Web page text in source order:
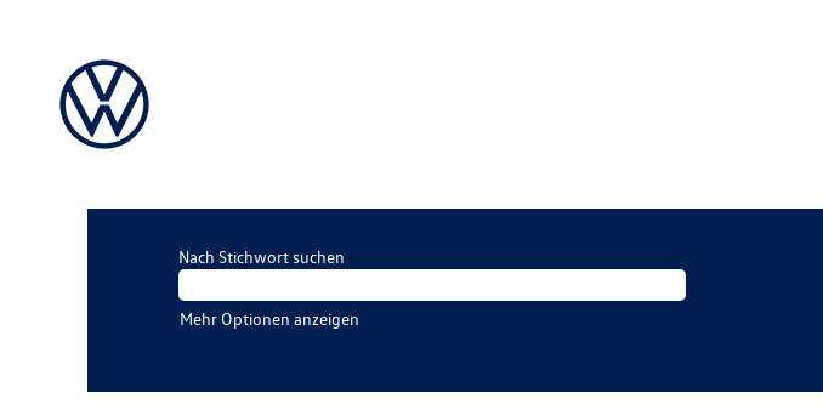
Nach Stichwort suchen
Mehr Optionen anzeigen